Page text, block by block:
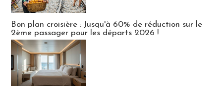
Bon plan croisière : Jusqu'à 60% de réduction sur le
2ème passager pour les départs 2026 !